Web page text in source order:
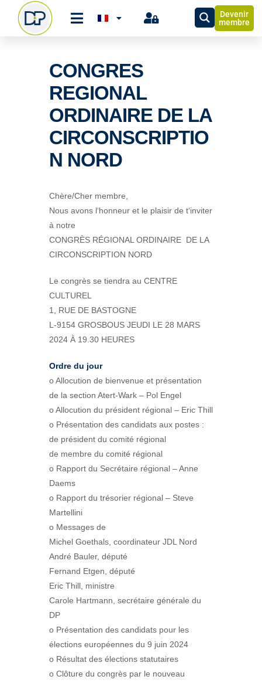
Devenir
membre
CONGRES
REGIONAL
ORDINAIRE DE LA
CIRCONSCRIPTIO
N NORD
Chère/Cher membre,
Nous avons l‘honneur et le plaisir de t‘inviter
à notre
CONGRÈS RÉGIONAL ORDINAIRE DE LA
CIRCONSCRIPTION NORD
Le congrès se tiendra au CENTRE
CULTUREL
1, RUE DE BASTOGNE
L-9154 GROSBOUS JEUDI LE 28 MARS
2024 À 19.30 HEURES
Ordre du jour
o Allocution de bienvenue et présentation
de la section Atert-Wark – Pol Engel
o Allocution du président régional – Eric Thill
o Présentation des candidats aux postes :
de président du comité régional
de membre du comité régional
o Rapport du Secrétaire régional – Anne
Daems
o Rapport du trésorier régional – Steve
Martellini
o Messages de
Michel Goethals, coordinateur JDL Nord
André Bauler, député
Fernand Etgen, député
Eric Thill, ministre
Carole Hartmann, secrétaire générale du
DP
o Présentation des candidats pour les
élections européennes du 9 juin 2024
o Résultat des élections statutaires
o Clôture du congrès par le nouveau